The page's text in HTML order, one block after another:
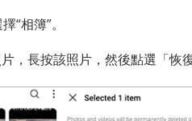
“相簿”。
，長按該照片，然後點選「恢復